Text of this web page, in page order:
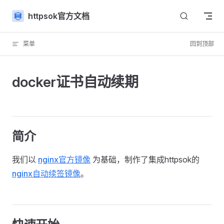
Skip to content
httpsok官方文档
菜单 回到顶部
docker证书自动续期
简介
我们以 nginx官方镜像 为基础，制作了集成httpsok的
nginx自动续签镜像。